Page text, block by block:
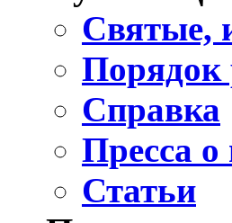
Святые,
Порядок
Справка
Пресса о
Статьи